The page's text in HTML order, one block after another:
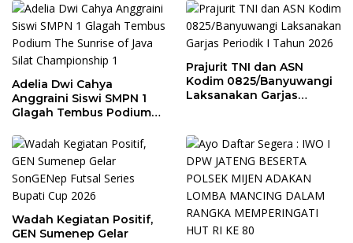
Adelia Dwi Cahya
Anggraini Siswi SMPN 1
Glagah Tembus Podium
Championship 1
Prajurit TNI dan ASN
Kodim 0825/Banyuwangi
Laksanakan Garjas
Wadah Kegiatan Positif,
GEN Sumenep Gelar